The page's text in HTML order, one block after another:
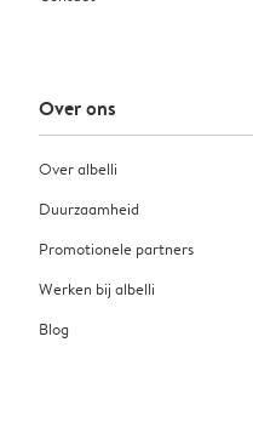
Over ons
Over albelli
Duurzaamheid
Promotionele partners
Werken bij albelli
Blog